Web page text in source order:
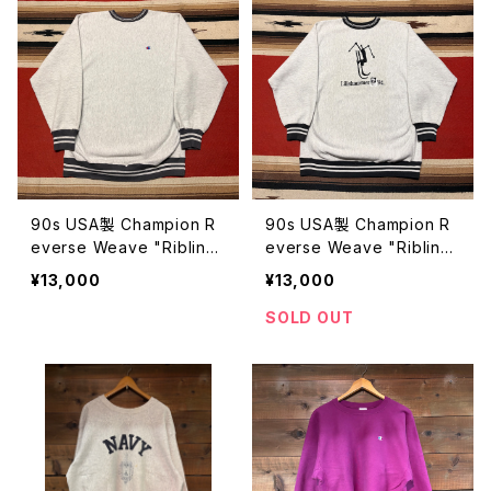
90s USA製 Champion R
everse Weave "Ribline"
size XXL
¥13,000
90s USA製 Champion R
everse Weave "Ribline"
size XXL
¥13,000
SOLD OUT